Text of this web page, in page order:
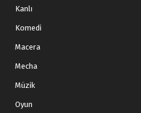
Kanlı
Komedi
Macera
Mecha
Müzik
Oyun